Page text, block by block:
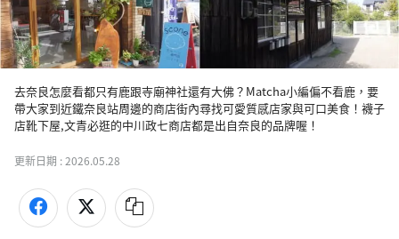
去奈良怎麼看都只有鹿跟寺廟神社還有大佛？Matcha小編偏不看鹿，要
帶大家到近鐵奈良站周邊的商店街內尋找可愛質感店家與可口美食！襪子
店靴下屋,文青必逛的中川政七商店都是出自奈良的品牌喔！
更新日期 :2026.05.28